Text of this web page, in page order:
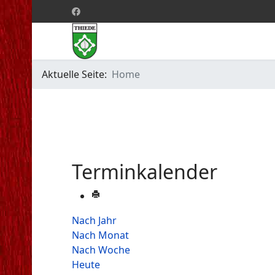
Aktuelle Seite: Home
Terminkalender
Nach Jahr
Nach Monat
Nach Woche
Heute